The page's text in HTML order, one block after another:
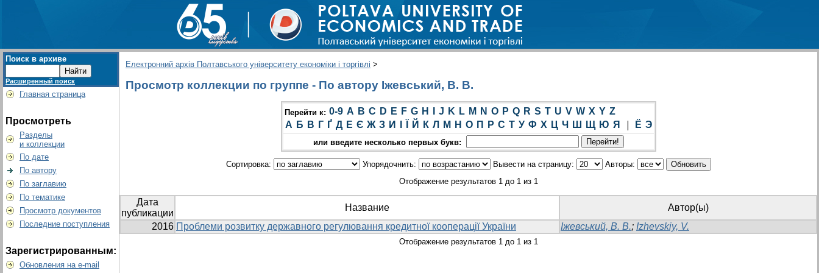
Поиск в архиве
Расширенный поиск
Главная страница
Просмотреть
Разделы
и коллекции
По дате
По автору
По заглавию
По тематике
Просмотр документов
Последние поступления
Зарегистрированным:
Обновления на e-mail
Електронний архів Полтавського університету економіки і торгівлі >
Просмотр коллекции по группе - По автору Іжевський, В. В.
Перейти к: 0-9 A B C D E F G H J K L M N O P Q R S T U V W X Y Z
А Б В Г Ґ Д Е Є Ж З И Й К Л М Н О П Р С Т У Ф Х Ц Ч Ш Щ Ю Я Ё Э
или введите несколько первых букв:
Сортировка: Упорядочнить: Вывести на страницу:
Авторы:
Отображение результатов 1 до 1 из 1
Дата
публикации
Название
Автор(ы)
2016 Проблеми розвитку державного регулювання кредитної кооперації України Іжевський, В. В.; Izhevskiy, V.
Отображение результатов 1 до 1 из 1